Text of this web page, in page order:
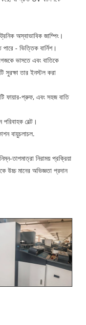
অস্বাভাবিক জাম্পিং।
- ভিত্তিক বার্নিশ।
ভাসতে এবং বাতিকে
সুরক্ষা তার ইনস্টল করা
ফায়ার-প্রুফ, এবং সহজ বাতি
বেল্ট।
বায়ুচলাচল.
তাপমাত্রা নিরাময় প্রক্রিয়া
উচ্চ মানের অভিজ্ঞতা প্রদান